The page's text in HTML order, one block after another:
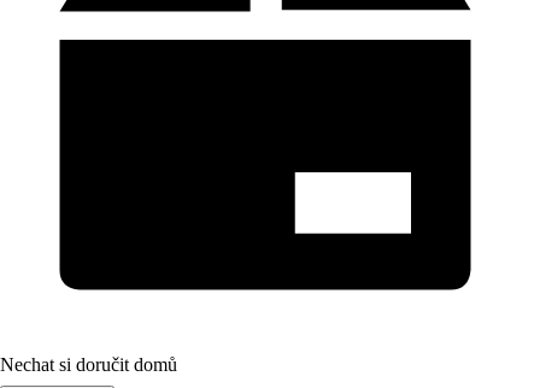
Nechat si doručit domů